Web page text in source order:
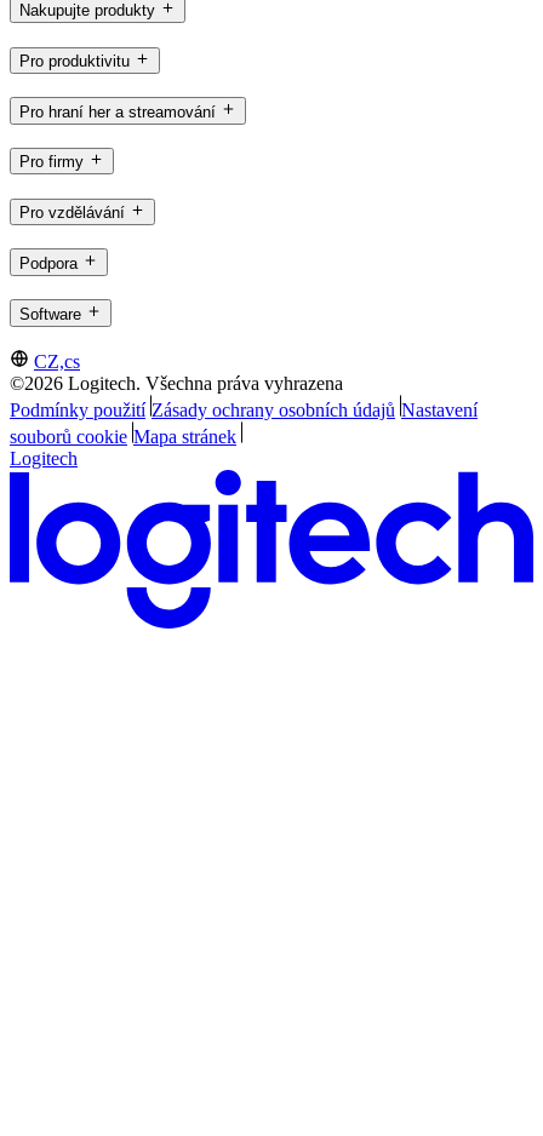
Nakupujte produkty
Pro produktivitu
Pro hraní her a streamování
Pro firmy
Pro vzdělávání
Podpora
Software
CZ,cs
©2026 Logitech. Všechna práva vyhrazena
Podmínky použití Zásady ochrany osobních údajů Nastavení
souborů cookie Mapa stránek
Logitech